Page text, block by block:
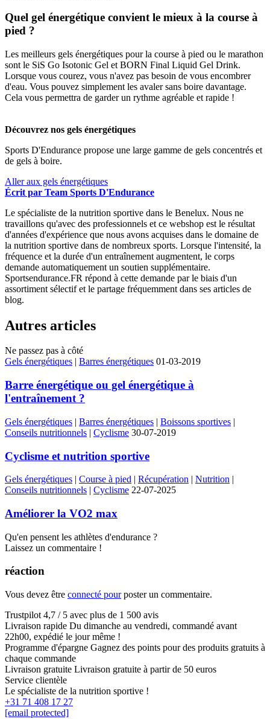
Quel gel énergétique convient le mieux à la course à
pied ?
Les meilleurs gels énergétiques pour la course à pied ou le marathon
sont le SiS Go Isotonic Gel et BORN Final Liquid Gel Drink.
Lorsque vous courez, vous n'avez pas besoin de vous encombrer
d'eau. Vous pouvez simplement les avaler sans boire davantage.
Cela vous permettra de garder un rythme agréable et rapide !
Découvrez nos gels énergétiques
Sports D'Endurance propose une large gamme de gels concentrés et
de gels à boire.
Aller aux gels énergétiques
Écrit par Team Sports D'Endurance
Le spécialiste de la nutrition sportive dans le Benelux. Nous ne
travaillons qu'avec des professionnels et ce webshop est le résultat
d'années d'expérience que nous avons acquises dans le domaine de
la nutrition sportive dans de nombreux sports. Lorsque l'intensité, la
fréquence et la durée d'un entraînement augmentent, le corps
demande automatiquement un soutien supplémentaire.
Sportsendurance.FR répond à cette demande par le biais d'un
assortiment sélectif et le partage fréquemment dans ses articles de
blog.
Autres articles
Ne passez pas à côté
Gels énergétiques
Barres énergétiques 01-03-2019
Barre énergétique ou gel énergétique à
l'entraînement ?
Gels énergétiques | Barres énergétiques | Boissons sportives |
Conseils nutritionnels | Cyclisme 30-07-2019
Cyclisme et nutrition sportive
Gels énergétiques | Course à pied | Récupération | Nutrition |
Conseils nutritionnels | Cyclisme 22-07-2025
Améliorer la VO2 max
Qu'en pensent les athlètes d'endurance ?
Laissez un commentaire !
réaction
Vous devez être connecté pourposter un commentaire.
Trustpilot 4,7 / 5 avec plus de 1 500 avis
Livraison rapide Du dimanche au vendredi, commandé avant
22h00, expédié le jour même !
Programme d'épargne Gagnez des points pour des produits gratuits à
chaque commande
Livraison gratuite Livraison gratuite à partir de 50 euros
Service clientèle
Le spécialiste de la nutrition sportive !
+31 71 408 17 27
[email protected]